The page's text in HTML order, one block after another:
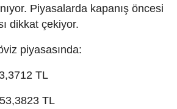
Piyasalarda kapanış öncesi
dikkat çekiyor.
piyasasında:
TL
53,3823 TL